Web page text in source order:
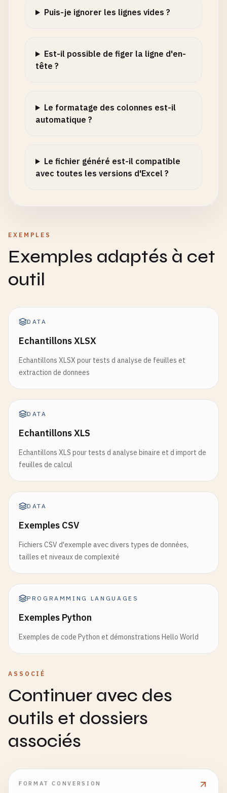
Puis-je ignorer les lignes vides ?
Est-il possible de figer la ligne d'en-
tête ?
Le formatage des colonnes est-il
automatique ?
Le fichier généré est-il compatible
avec toutes les versions d'Excel ?
EXEMPLES
Exemples adaptés à cet
outil
DATA
Echantillons XLSX
Echantillons XLSX pour tests d analyse de feuilles et
extraction de donnees
DATA
Echantillons XLS
Echantillons XLS pour tests d analyse binaire et d import de
feuilles de calcul
DATA
Exemples CSV
Fichiers CSV d'exemple avec divers types de données,
tailles et niveaux de complexité
PROGRAMMING LANGUAGES
Exemples Python
Exemples de code Python et démonstrations Hello World
ASSOCIÉ
Continuer avec des
outils et dossiers
associés
FORMAT CONVERSION